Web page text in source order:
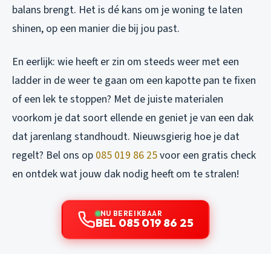
balans brengt. Het is dé kans om je woning te laten
shinen, op een manier die bij jou past.
En eerlijk: wie heeft er zin om steeds weer met een
ladder in de weer te gaan om een kapotte pan te fixen
of een lek te stoppen? Met de juiste materialen
voorkom je dat soort ellende en geniet je van een dak
dat jarenlang standhoudt. Nieuwsgierig hoe je dat
regelt? Bel ons op 085 019 86 25voor een gratis check
en ontdek wat jouw dak nodig heeft om te stralen!
NU BEREIKBAAR
BEL 085 019 86 25